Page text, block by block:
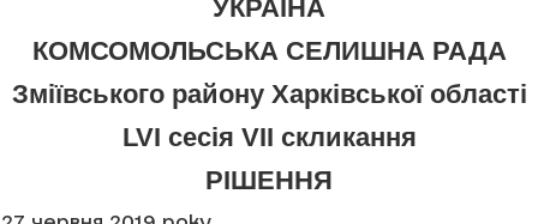
УКРАЇНА
КОМСОМОЛЬСЬКА СЕЛИШНА РАДА
Зміївського району Харківської області
LVI сесія VII скликання
РІШЕННЯ